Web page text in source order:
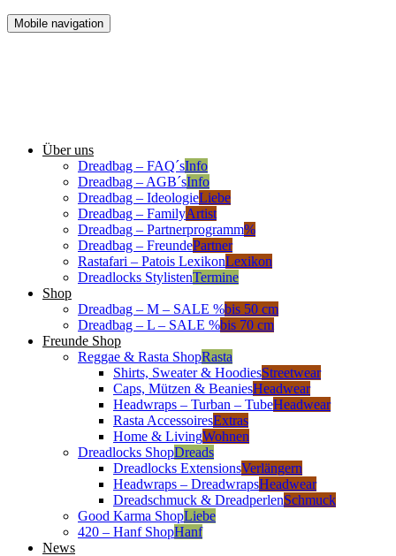
Mobile navigation
Über uns
Dreadbag – FAQ´sInfo
Dreadbag – AGB´sInfo
Dreadbag – IdeologieLiebe
Dreadbag – FamilyArtist
Dreadbag – Partnerprogramm%
Dreadbag – FreundePartner
Rastafari – Patois LexikonLexikon
Dreadlocks StylistenTermine
Shop
Dreadbag – M – SALE %bis 50 cm
Dreadbag – L – SALE %bis 70 cm
Freunde Shop
Reggae & Rasta ShopRasta
Shirts, Sweater & HoodiesStreetwear
Caps, Mützen & BeaniesHeadwear
Headwraps – Turban – TubeHeadwear
Rasta AccessoiresExtras
Home & LivingWohnen
Dreadlocks ShopDreads
Dreadlocks ExtensionsVerlängern
Headwraps – DreadwrapsHeadwear
Dreadschmuck & DreadperlenSchmuck
Good Karma ShopLiebe
420 – Hanf ShopHanf
News